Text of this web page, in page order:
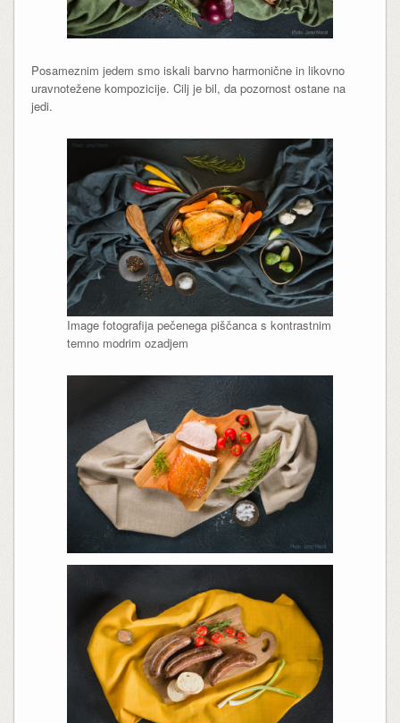
Posameznim jedem smo iskali barvno harmonične in likovno
uravnotežene kompozicije. Cilj je bil, da pozornost ostane na
jedi.
Image fotografija pečenega piščanca s kontrastnim
temno modrim ozadjem